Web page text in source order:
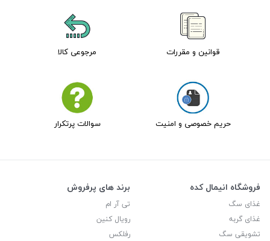
قوانین و مقررات مرجوعی کالا
حریم خصوصی و امنیت سوالات پرتکرار
فروشگاه انیمال کده
غذای سگ
غذای گربه
تشویقی سگ
برند های پرفروش
تی آر ام
رویال کنین
رفلکس